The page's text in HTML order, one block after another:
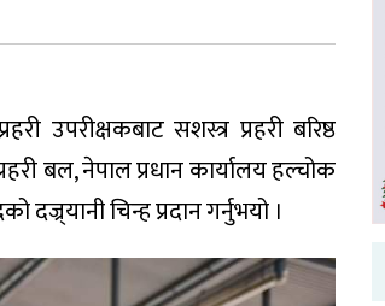
उपरीक्षकबाट सशस्त्र प्रहरी बरिष्ठ
बल, नेपाल प्रधान कार्यालय हल्चोक
चिन्ह प्रदान गर्नुभयो ।